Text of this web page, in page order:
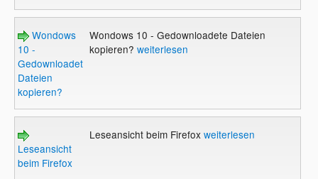
Wondows
10 -
Gedownloadete
Dateien
kopieren?
Wondows 10 - Gedownloadete Dateien
kopieren? weiterlesen
Leseansicht
beim Firefox
Leseansicht beim Firefox weiterlesen